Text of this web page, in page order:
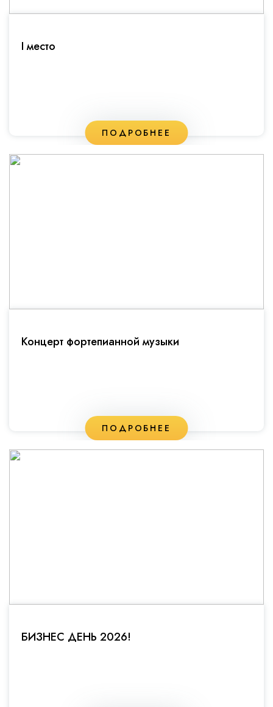
I место
ПОДРОБНЕЕ
Концерт фортепианной музыки
ПОДРОБНЕЕ
БИЗНЕС ДЕНЬ 2026!